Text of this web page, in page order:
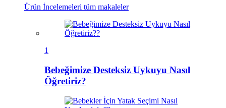
Ürün İncelemeleri tüm makaleler
1
Bebeğimize Desteksiz Uykuyu Nasıl
Öğretiriz?